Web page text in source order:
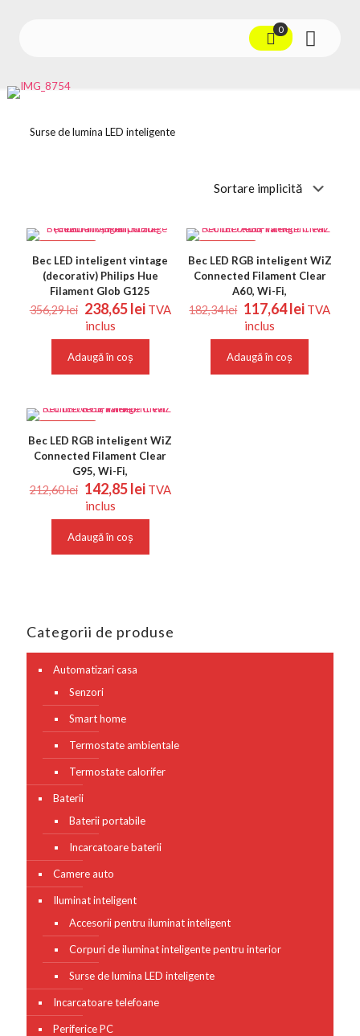
0
Surse de lumina LED inteligente
Bec LED inteligent vintage
(decorativ) Philips Hue
Filament Glob G125
356,29lei Prețul
inițial
a
fost:
356,29 lei.
238,65leiPrețul
este:
TVA
inclus
Adaugă în coș
Bec LED RGB inteligent WiZ
Connected Filament Clear
A60, Wi-Fi,
182,34lei Prețul
inițial
a
fost:
182,34 lei.
117,64leiPrețul
este:
TVA
inclus
Adaugă în coș
Bec LED RGB inteligent WiZ
Connected Filament Clear
G95, Wi-Fi,
212,60lei Prețul
inițial
a
fost:
212,60 lei.
142,85leiPrețul
este:
TVA
inclus
Adaugă în coș
Categorii de produse
Automatizari casa
Senzori
Smart home
Termostate ambientale
Termostate calorifer
Baterii
Baterii portabile
Incarcatoare baterii
Camere auto
Iluminat inteligent
Accesorii pentru iluminat inteligent
Corpuri de iluminat inteligente pentru interior
Surse de lumina LED inteligente
Incarcatoare telefoane
Periferice PC